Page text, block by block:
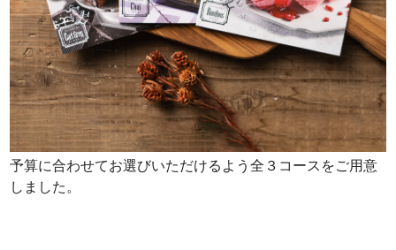
予算に合わせてお選びいただけるよう全３コースをご用意
しました。